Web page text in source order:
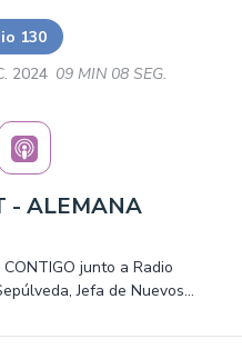
130
2024 09 MIN 08 SEG.
- ALEMANA
junto a Radio
Jefa de Nuevos
FUSAT - ALEMANA